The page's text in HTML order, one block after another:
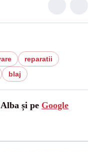
reparatii
blaj
și pe Google